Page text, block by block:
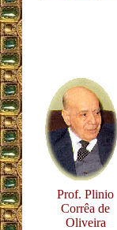
Prof. Plinio
Corrêa de
Oliveira